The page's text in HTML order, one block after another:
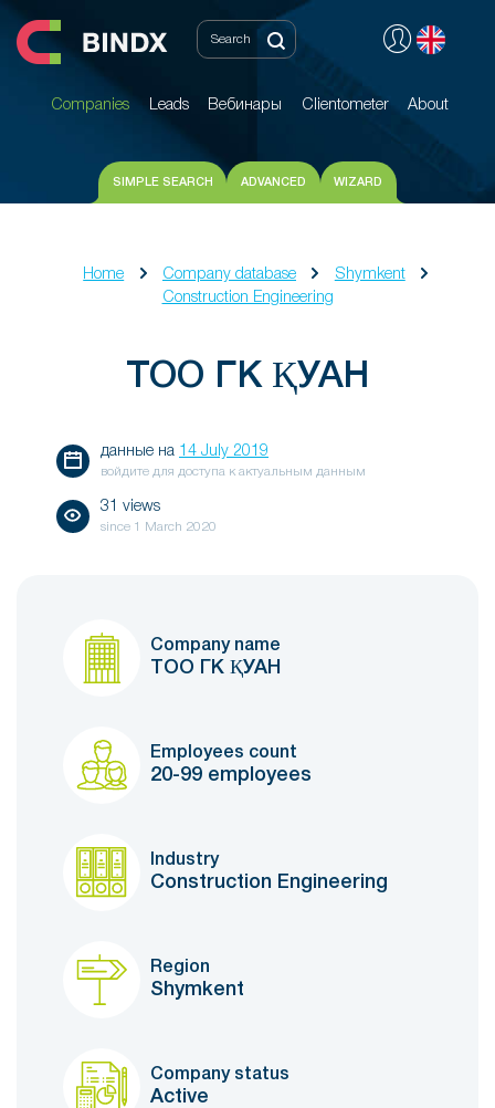
Companies Leads Вебинары Clientometer About
Companies Leads Вебинары Clientometer About
SIMPLE SEARCH ADVANCED WIZARD
Home Company database
Shymkent
Construction Engineering
ТОО ГК ҚУАН
данные на 14 July 2019
войдите для доступа к актуальным данным
31 views
since 1 March 2020
Company name
ТОО ГК ҚУАН
Employees count
20-99 employees
Industry
Construction Engineering
Region
Shymkent
Company status
Active